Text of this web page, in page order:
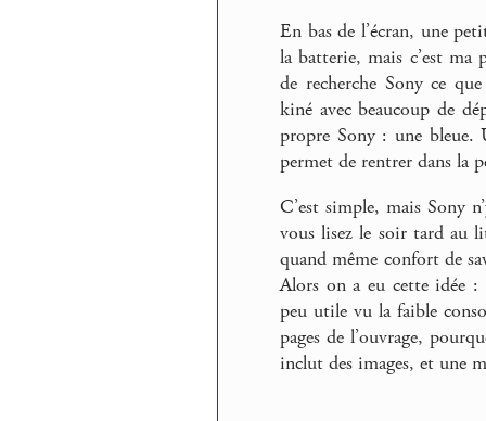
En bas de l’écran, une
la batterie, mais c’est
de recherche Sony ce
kiné avec beaucoup de
propre Sony : une bleue.
permet de rentrer dans la
C’est simple, mais Sony
vous lisez le soir tard au
quand même confort de
Alors on a eu cette idée :
peu utile vu la faible
pages de l’ouvrage,
inclut des images, et une